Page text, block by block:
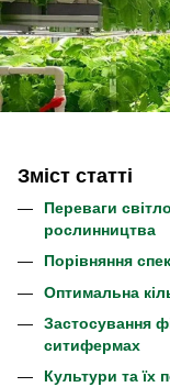
Зміст статті
Переваги
рослинництва
Порівняння
Оптимальна
Застосування
ситифермах
Культури та їх